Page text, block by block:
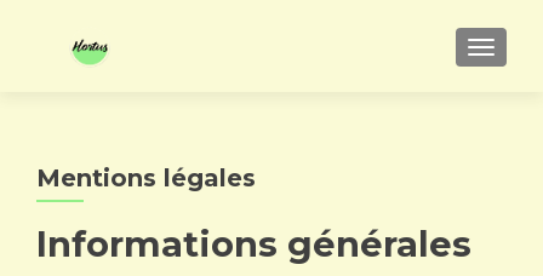
Mentions légales
Informations générales